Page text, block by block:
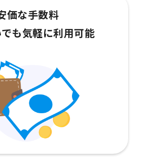
価な手数料
も気軽に利用可能